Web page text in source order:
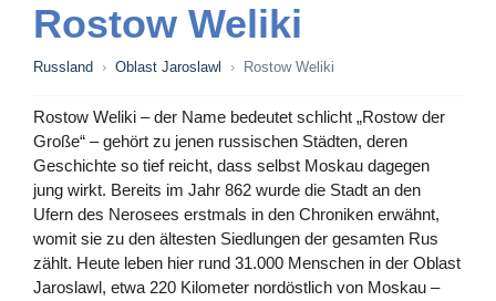
Rostow Weliki
Russland › Oblast Jaroslawl › Rostow Weliki
Rostow Weliki – der Name bedeutet schlicht „Rostow der
Große“ – gehört zu jenen russischen Städten, deren
Geschichte so tief reicht, dass selbst Moskau dagegen
jung wirkt. Bereits im Jahr 862 wurde die Stadt an den
Ufern des Nerosees erstmals in den Chroniken erwähnt,
womit sie zu den ältesten Siedlungen der gesamten Rus
zählt. Heute leben hier rund 31.000 Menschen in der Oblast
Jaroslawl, etwa 220 Kilometer nordöstlich von Moskau –